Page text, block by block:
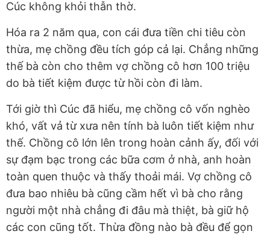
Cúc không khỏi thẫn thờ.
Hóa ra 2 năm qua, con cái đưa tiền chi tiêu còn
thừa, mẹ chồng đều tích góp cả lại. Chẳng những
thế bà còn cho thêm vợ chồng cô hơn 100 triệu
do bà tiết kiệm được từ hồi còn đi làm.
Tới giờ thì Cúc đã hiểu, mẹ chồng cô vốn nghèo
khó, vất vả từ xưa nên tính bà luôn tiết kiệm như
thế. Chồng cô lớn lên trong hoàn cảnh ấy, đối với
sự đạm bạc trong các bữa cơm ở nhà, anh hoàn
toàn quen thuộc và thấy thoải mái. Vợ chồng cô
đưa bao nhiêu bà cũng cầm hết vì bà cho rằng
người một nhà chẳng đi đâu mà thiệt, bà giữ hộ
các con cũng tốt. Thừa đồng nào bà đều để gọn